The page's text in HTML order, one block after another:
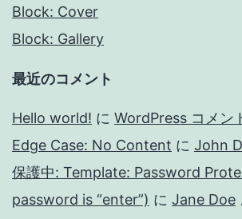
Block: Cover
Block: Gallery
最近のコメント
Hello world! に WordPress コメン
Edge Case: No Content に John
保護中: Template: Password
password is “enter”) に Jane Doe